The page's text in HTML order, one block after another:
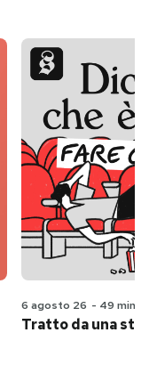
6 agosto 26 - 49 min
Tratto da una